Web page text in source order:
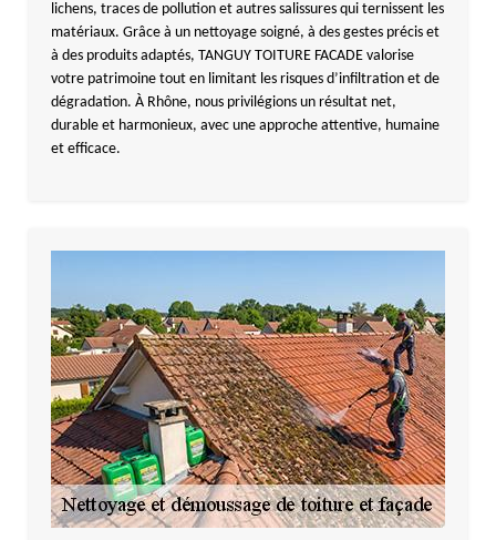
lichens, traces de pollution et autres salissures qui ternissent les
matériaux. Grâce à un nettoyage soigné, à des gestes précis et
à des produits adaptés, TANGUY TOITURE FACADE valorise
votre patrimoine tout en limitant les risques d’infiltration et de
dégradation. À Rhône, nous privilégions un résultat net,
durable et harmonieux, avec une approche attentive, humaine
et efficace.